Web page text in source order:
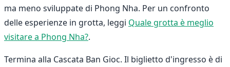
ma meno sviluppate di Phong Nha. Per un confronto
delle esperienze in grotta, leggi Quale grotta è meglio
visitare a Phong Nha?.
Termina alla Cascata Ban Gioc. Il biglietto d'ingresso è di